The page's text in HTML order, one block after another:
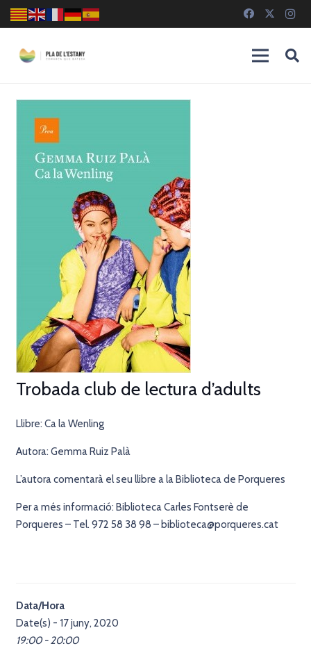
Trobada club de lectura d’adults
Llibre: Ca la Wenling
Autora: Gemma Ruiz Palà
L’autora comentarà el seu llibre a la Biblioteca de Porqueres
Per a més informació: Biblioteca Carles Fontserè de
Porqueres – Tel. 972 58 38 98 – biblioteca@porqueres.cat
Data/Hora
Date(s) - 17 juny, 2020
19:00 - 20:00